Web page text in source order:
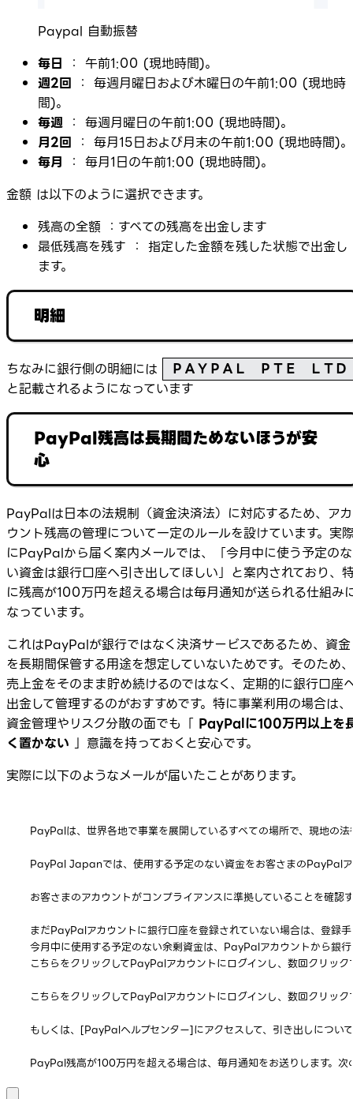
Paypal 自動振替
毎日 ： 午前1:00 (現地時間)。
週2回 ： 毎週月曜日および木曜日の午前1:00 (現地時
間)。
毎週 ： 毎週月曜日の午前1:00 (現地時間)。
月2回 ： 毎月15日および月末の午前1:00 (現地時間)。
毎月 ： 毎月1日の午前1:00 (現地時間)。
金額 は以下のように選択できます。
残高の全額 ：すべての残高を出金します
最低残高を残す ： 指定した金額を残した状態で出金し
ます。
明細
ちなみに銀行側の明細には
ＰＡＹＰＡＬ ＰＴＥ ＬＴＤ
と記載されるようになっています
PayPal残高は長期間ためないほうが安
心
PayPalは日本の法規制（資金決済法）に対応するため、アカ
ウント残高の管理について一定のルールを設けています。実
にPayPalから届く案内メールでは、「今月中に使う予定のな
い資金は銀行口座へ引き出してほしい」と案内されており、
に残高が100万円を超える場合は毎月通知が送られる仕組み
なっています。
これはPayPalが銀行ではなく決済サービスであるため、資金
を長期間保管する用途を想定していないためです。そのため、
売上金をそのまま貯め続けるのではなく、定期的に銀行口座
出金して管理するのがおすすめです。特に事業利用の場合は、
資金管理やリスク分散の面でも「 PayPalに100万円以上を
く置かない 」意識を持っておくと安心です。
実際に以下のようなメールが届いたことがあります。
PayPalは、世界各地で事業を展開しているすべての場所で、現地の
PayPal Japanでは、使用する予定のない資金をお客さまのPayPalア
お客さまのアカウントがコンプライアンスに準拠していることを確
まだPayPalアカウントに銀行口座を登録されていない場合は、登録
今月中に使用する予定のない余剰資金は、PayPalアカウントから銀
こちらをクリックしてPayPalアカウントにログインし、数回クリッ
こちらをクリックしてPayPalアカウントにログインし、数回クリッ
もしくは、[PayPalヘルプセンター]にアクセスして、引き出しにつ
PayPal残高が100万円を超える場合は、毎月通知をお送りします。